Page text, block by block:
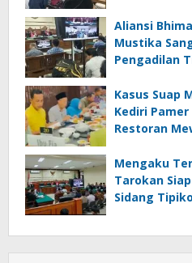
Aliansi
Mustika
Pengadilan
Kasus Suap
Kediri
Restoran
Mengaku
Tarokan
Sidang